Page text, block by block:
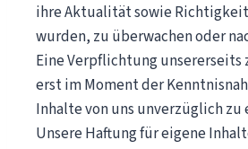
ihre Aktualität sowie
wurden, zu überwachen oder
Eine Verpflichtung
erst im Moment der
Inhalte von uns unverzüglich zu
Unsere Haftung für eigene